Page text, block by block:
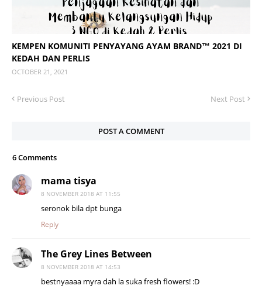
KEMPEN KOMUNITI PENYAYANG AYAM BRAND™ 2021 DI
KEDAH DAN PERLIS
OCTOBER 21, 2021
Previous Post Next Post
POST A COMMENT
6 Comments
mama tisya
8 NOVEMBER 2018 AT 11:55
seronok bila dpt bunga
Reply
The Grey Lines Between
8 NOVEMBER 2018 AT 14:53
bestnyaaaa myra dah la suka fresh flowers! :D